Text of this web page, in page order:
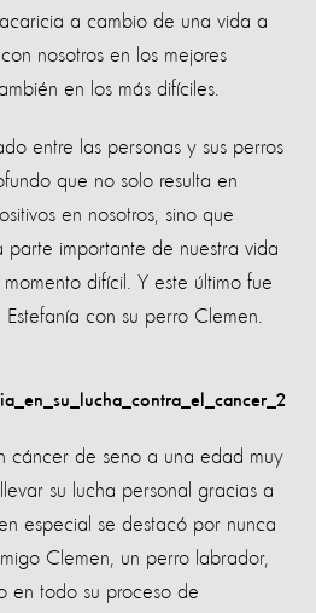
a cambio de una vida a
nosotros en los mejores
en los más difíciles.
entre las personas y sus perros
que no solo resulta en
en nosotros, sino que
parte importante de nuestra vida
difícil. Y este último fue
con su perro Clemen.
cáncer de seno a una edad muy
su lucha personal gracias a
especial se destacó por nunca
Clemen, un perro labrador,
en todo su proceso de